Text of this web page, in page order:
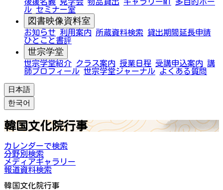
ル セミナー室
図書映像資料室
お知らせ 利用案内 所蔵資料検索
貸出期間延長申請
ひとこと書評
世宗学堂
世宗学堂紹介 クラス案内 授業日程 受講申込案内 講
師プロフィール 世宗学堂ジャーナル よくある質問
日本語
한국어
韓国文化院行事
カレンダーで検索
分野別検索
メディアギャラリー
報道資料検索
韓国文化院行事